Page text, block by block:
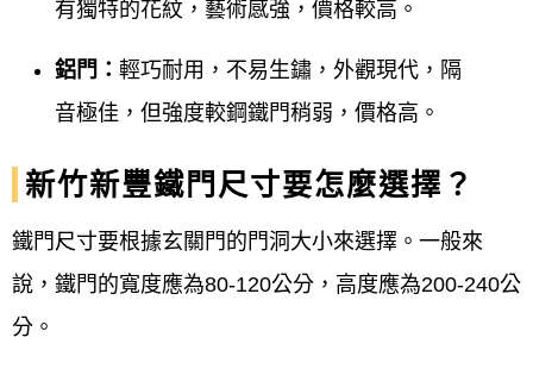
有獨特的花紋，藝術感強，價格較高。
鋁門： 輕巧耐用，不易生鏽，外觀現代，隔
音極佳，但強度較鋼鐵門稍弱，價格高。
新竹新豐鐵門尺寸要怎麼選擇？
鐵門尺寸要根據玄關門的門洞大小來選擇。一般來
說，鐵門的寬度應為80-120公分，高度應為200-240公
分。